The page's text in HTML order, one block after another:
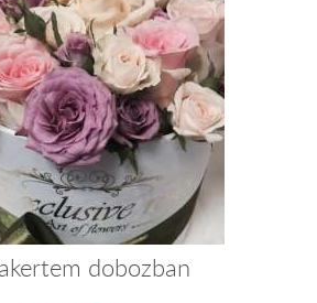
dobozban